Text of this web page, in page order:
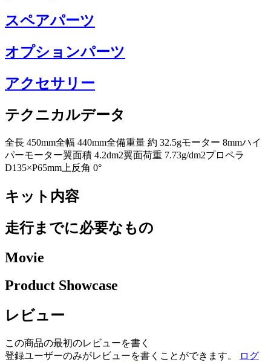
スペアパーツ
オプションパーツ
アクセサリー
テクニカルデータ
全長 450mm全幅 440mm全備重量 約 32.5gモーター 8mmハイ
パーモーター翼面積 4.2dm2翼面荷重 7.73g/dm2プロペラ
D135×P65mm上反角 0°
キット内容
走行までに必要なもの
Movie
Product Showcase
レビュー
この商品の最初のレビューを書く
登録ユーザーのみがレビューを書くことができます。
ログ